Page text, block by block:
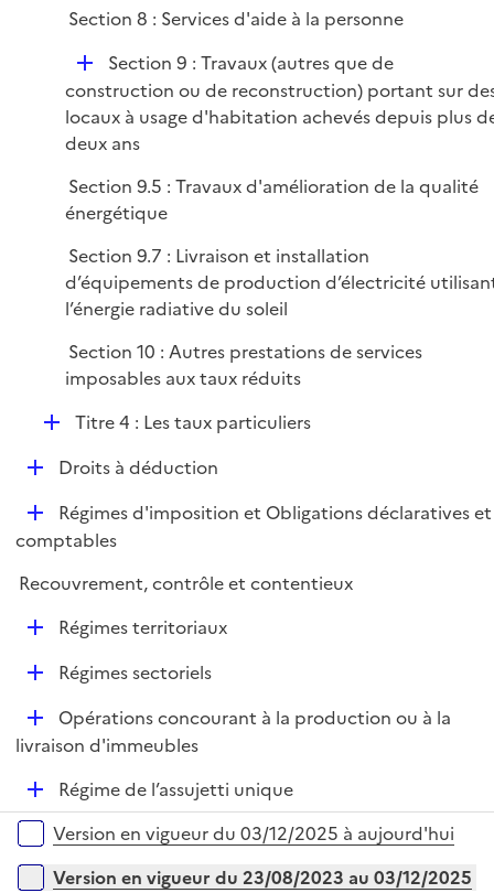
Section 8 : Services d'aide à la personne
D
é
p
l
e
r
Section 9 : Travaux (autres que de
construction ou de reconstruction) portant sur
locaux à usage d'habitation achevés depuis plus
deux ans
Section 9.5 : Travaux d'amélioration de la qualité
énergétique
Section 9.7 : Livraison et installation
d’équipements de production d’électricité
l’énergie radiative du soleil
Section 10 : Autres prestations de services
imposables aux taux réduits
D
p
l
i
e
r
Titre 4 : Les taux particuliers
D
l
e
Droits à déduction
D
é
l
Régimes d'imposition et Obligations déclaratives et
comptables
Recouvrement, contrôle et contentieux
D
e
Régimes territoriaux
D
l
r
Régimes sectoriels
D
é
e
r
Opérations concourant à la production ou à la
livraison d'immeubles
D
é
p
Régime de l’assujetti unique
Versions sur la période
Version en vigueur du 03/12/2025 à aujourd'hui
Version en vigueur du 23/08/2023 au 03/12/2025